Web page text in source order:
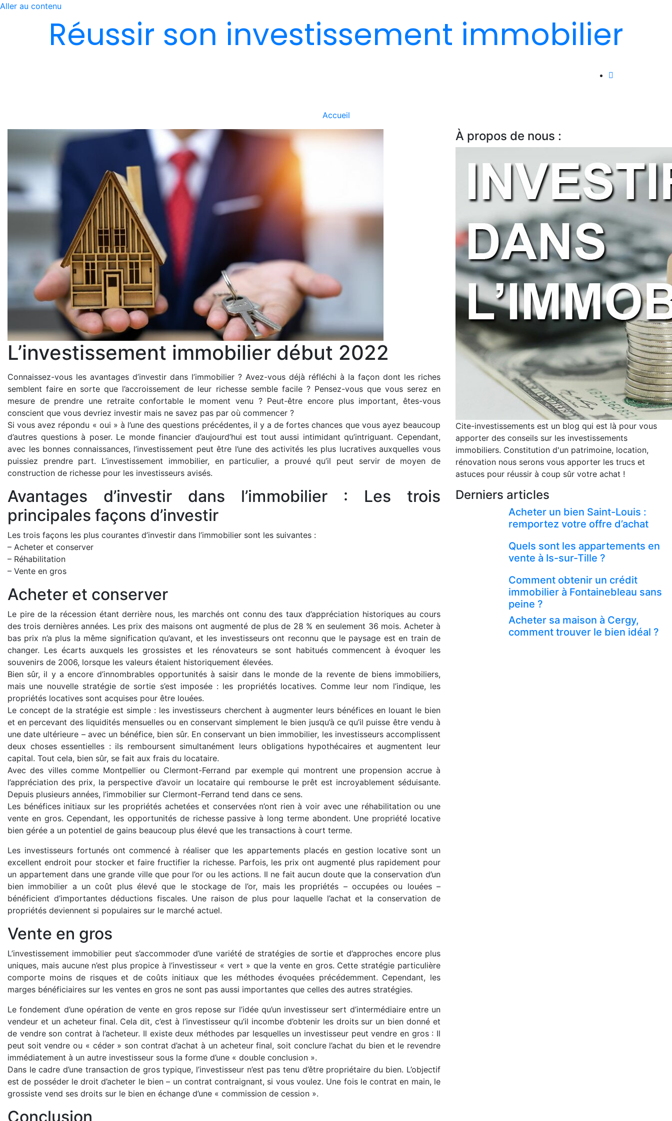
Aller au contenu
Réussir son investissement immobilier
Accueil
L’investissement immobilier début 2022
Connaissez-vous les avantages d’investir dans l’immobilier ? Avez-vous déjà réfléchi à la façon dont les riches
semblent faire en sorte que l’accroissement de leur richesse semble facile ? Pensez-vous que vous serez en
mesure de prendre une retraite confortable le moment venu ? Peut-être encore plus important, êtes-vous
conscient que vous devriez investir mais ne savez pas par où commencer ?
Si vous avez répondu « oui » à l’une des questions précédentes, il y a de fortes chances que vous ayez beaucoup
d’autres questions à poser. Le monde financier d’aujourd’hui est tout aussi intimidant qu’intriguant. Cependant,
avec les bonnes connaissances, l’investissement peut être l’une des activités les plus lucratives auxquelles vous
puissiez prendre part. L’investissement immobilier, en particulier, a prouvé qu’il peut servir de moyen de
construction de richesse pour les investisseurs avisés.
Avantages d’investir dans l’immobilier : Les trois
principales façons d’investir
Les trois façons les plus courantes d’investir dans l’immobilier sont les suivantes :
– Acheter et conserver
– Réhabilitation
– Vente en gros
Acheter et conserver
Le pire de la récession étant derrière nous, les marchés ont connu des taux d’appréciation historiques au cours
des trois dernières années. Les prix des maisons ont augmenté de plus de 28 % en seulement 36 mois. Acheter à
bas prix n’a plus la même signification qu’avant, et les investisseurs ont reconnu que le paysage est en train de
changer. Les écarts auxquels les grossistes et les rénovateurs se sont habitués commencent à évoquer les
souvenirs de 2006, lorsque les valeurs étaient historiquement élevées.
Bien sûr, il y a encore d’innombrables opportunités à saisir dans le monde de la revente de biens immobiliers,
mais une nouvelle stratégie de sortie s’est imposée : les propriétés locatives. Comme leur nom l’indique, les
propriétés locatives sont acquises pour être louées.
Le concept de la stratégie est simple : les investisseurs cherchent à augmenter leurs bénéfices en louant le bien
et en percevant des liquidités mensuelles ou en conservant simplement le bien jusqu’à ce qu’il puisse être vendu à
une date ultérieure – avec un bénéfice, bien sûr. En conservant un bien immobilier, les investisseurs accomplissent
deux choses essentielles : ils remboursent simultanément leurs obligations hypothécaires et augmentent leur
capital. Tout cela, bien sûr, se fait aux frais du locataire.
Avec des villes comme Montpellier ou Clermont-Ferrand par exemple qui montrent une propension accrue à
l’appréciation des prix, la perspective d’avoir un locataire qui rembourse le prêt est incroyablement séduisante.
Depuis plusieurs années, l’immobilier sur Clermont-Ferrand tend dans ce sens.
Les bénéfices initiaux sur les propriétés achetées et conservées n’ont rien à voir avec une réhabilitation ou une
vente en gros. Cependant, les opportunités de richesse passive à long terme abondent. Une propriété locative
bien gérée a un potentiel de gains beaucoup plus élevé que les transactions à court terme.
Les investisseurs fortunés ont commencé à réaliser que les appartements placés en gestion locative sont un
excellent endroit pour stocker et faire fructifier la richesse. Parfois, les prix ont augmenté plus rapidement pour
un appartement dans une grande ville que pour l’or ou les actions. Il ne fait aucun doute que la conservation d’un
bien immobilier a un coût plus élevé que le stockage de l’or, mais les propriétés – occupées ou louées –
bénéficient d’importantes déductions fiscales. Une raison de plus pour laquelle l’achat et la conservation de
propriétés deviennent si populaires sur le marché actuel.
Vente en gros
L’investissement immobilier peut s’accommoder d’une variété de stratégies de sortie et d’approches encore plus
uniques, mais aucune n’est plus propice à l’investisseur « vert » que la vente en gros. Cette stratégie particulière
comporte moins de risques et de coûts initiaux que les méthodes évoquées précédemment. Cependant, les
marges bénéficiaires sur les ventes en gros ne sont pas aussi importantes que celles des autres stratégies.
Le fondement d’une opération de vente en gros repose sur l’idée qu’un investisseur sert d’intermédiaire entre un
vendeur et un acheteur final. Cela dit, c’est à l’investisseur qu’il incombe d’obtenir les droits sur un bien donné et
de vendre son contrat à l’acheteur. Il existe deux méthodes par lesquelles un investisseur peut vendre en gros : Il
peut soit vendre ou « céder » son contrat d’achat à un acheteur final, soit conclure l’achat du bien et le revendre
immédiatement à un autre investisseur sous la forme d’une « double conclusion ».
Dans le cadre d’une transaction de gros typique, l’investisseur n’est pas tenu d’être propriétaire du bien. L’objectif
est de posséder le droit d’acheter le bien – un contrat contraignant, si vous voulez. Une fois le contrat en main, le
grossiste vend ses droits sur le bien en échange d’une « commission de cession ».
Conclusion
À propos de nous :
Cite-investissements est un blog qui est là pour vous
apporter des conseils sur les investissements
immobiliers. Constitution d'un patrimoine, location,
rénovation nous serons vous apporter les trucs et
astuces pour réussir à coup sûr votre achat !
Derniers articles
Acheter un bien Saint-Louis :
remportez votre offre d’achat
Quels sont les appartements en
vente à Is-sur-Tille ?
Comment obtenir un crédit
immobilier à Fontainebleau sans
peine ?
Acheter sa maison à Cergy,
comment trouver le bien idéal ?